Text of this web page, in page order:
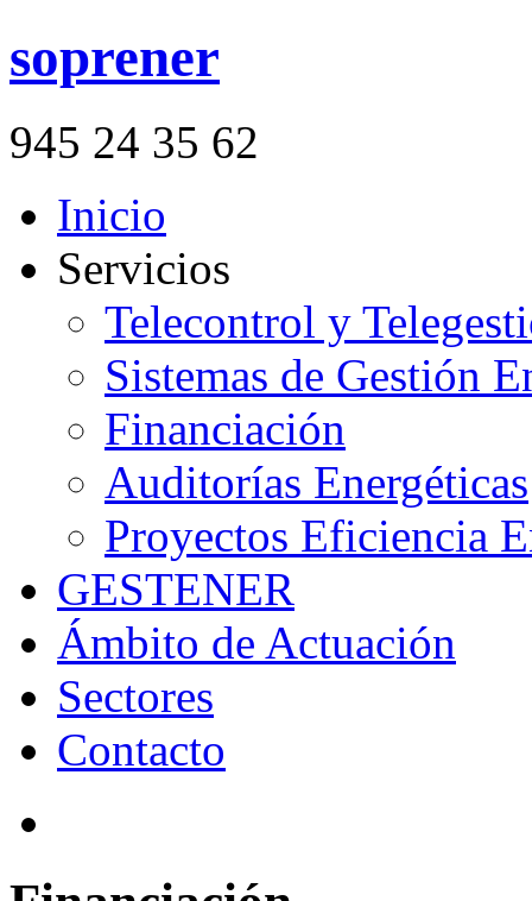
soprener
945 24 35 62
Inicio
Servicios
Telecontrol y
Sistemas de Gestión
Financiación
Auditorías Energéticas
Proyectos Eficiencia
GESTENER
Ámbito de Actuación
Sectores
Contacto